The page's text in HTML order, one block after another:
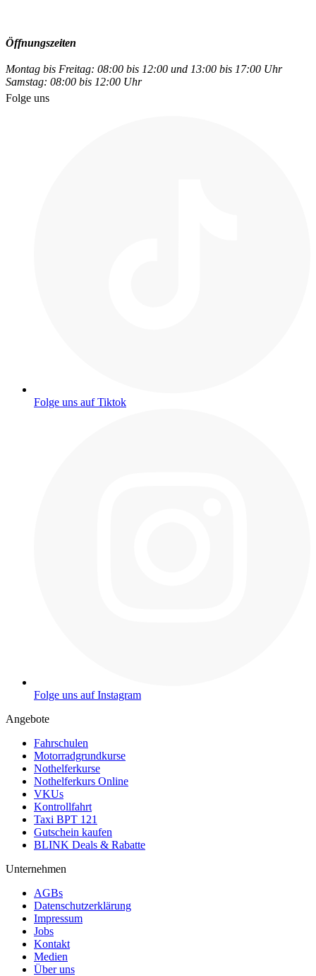
Öffnungszeiten
Montag bis Freitag: 08:00 bis 12:00 und 13:00 bis 17:00 Uhr
Samstag: 08:00 bis 12:00 Uhr
Folge uns
Folge uns auf Tiktok
Folge uns auf Instagram
Angebote
Fahrschulen
Motorradgrundkurse
Nothelferkurse
Nothelferkurs Online
VKUs
Kontrollfahrt
Taxi BPT 121
Gutschein kaufen
BLINK Deals & Rabatte
Unternehmen
AGBs
Datenschutzerklärung
Impressum
Jobs
Kontakt
Medien
Über uns